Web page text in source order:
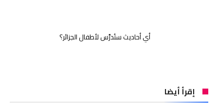
أي أحاديث ستُدرَّس لأطفال الجزائر؟
إقرأ أيضا